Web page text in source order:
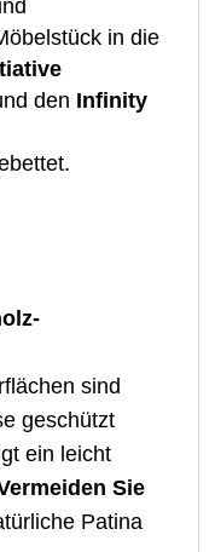
in die
den Infinity
sind
geschützt
ein leicht
Sie
Patina